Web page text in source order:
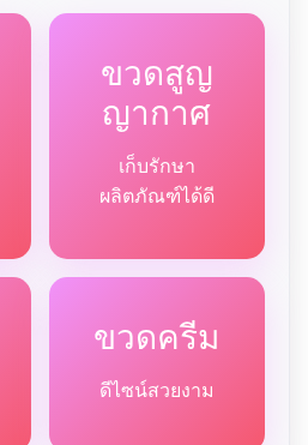
ขวดสูญ
ญากาศ
เก็บรักษา
ผลิตภัณฑ์ได้ดี
ขวดครีม
ดีไซน์สวยงาม